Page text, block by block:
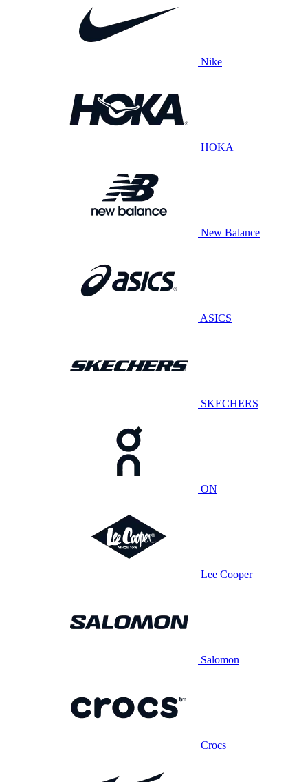
Nike
HOKA
New Balance
ASICS
SKECHERS
ON
Lee Cooper
Salomon
Crocs